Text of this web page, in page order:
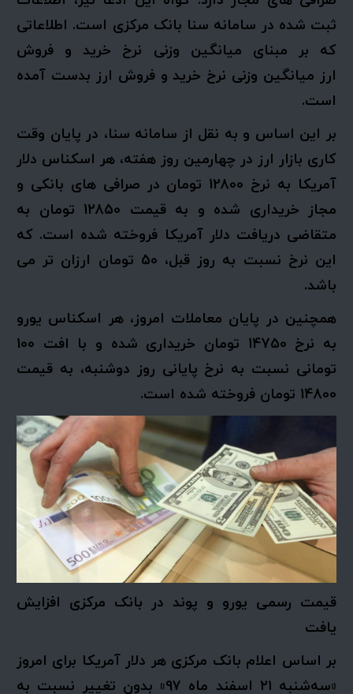
ثبت شده در سامانه سنا بانک مرکزی است. اطلاعاتی
که بر مبنای میانگین وزنی نرخ خرید و فروش
ارز میانگین وزنی نرخ خرید و فروش ارز بدست آمده
است.
بر این اساس و به نقل از سامانه سنا، در پایان وقت
کاری بازار ارز در چهارمین روز هفته، هر اسکناس دلار
آمریکا به نرخ 12800 تومان در صرافی های بانکی و
مجاز خریداری شده و به قیمت 12850 تومان به
متقاضی دریافت دلار آمریکا فروخته شده است. که
این نرخ نسبت به روز قبل، 50 تومان ارزان تر می
باشد.
همچنین در پایان معاملات امروز، هر اسکناس یورو
به نرخ 14750 تومان خریداری شده و با افت 100
تومانی نسبت به نرخ پایانی روز دوشنبه، به قیمت
14800 تومان فروخته شده است.
قیمت رسمی یورو و پوند در بانک مرکزی افزایش
یافت
بر اساس اعلام بانک مرکزی هر دلار آمریکا برای امروز
«سه‌شنبه ۲۱ اسفند ماه ۹۷» بدون تغییر نسبت به